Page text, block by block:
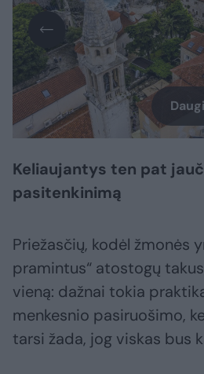
Keliaujantys ten pat
pasitenkinimą
Priežasčių, kodėl žmonės
pramintus“ atostogų
vieną: dažnai tokia
menkesnio pasiruošimo,
tarsi žada, jog viskas bus